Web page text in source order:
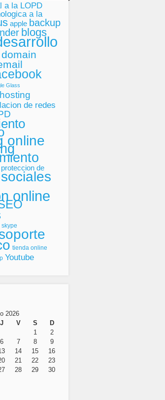
a la LOPD
a la
apple backup
blogs
Glass
hosting
de redes
online
proteccion de
online
skype
tienda online
Youtube
2026
J V S D
1
2
6 7 8
9
14 15
16
21 22
23
28 29
30